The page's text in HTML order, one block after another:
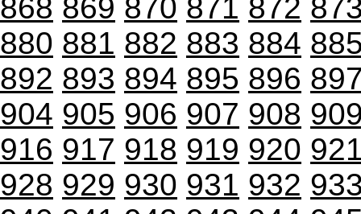
868 869 870 871 872
880 881 882 883 884
892 893 894 895 896
904 905 906 907 908
916 917 918 919 920
928 929 930 931 932